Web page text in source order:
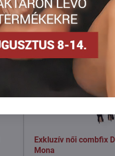
Exkluzív női combfix
Mona